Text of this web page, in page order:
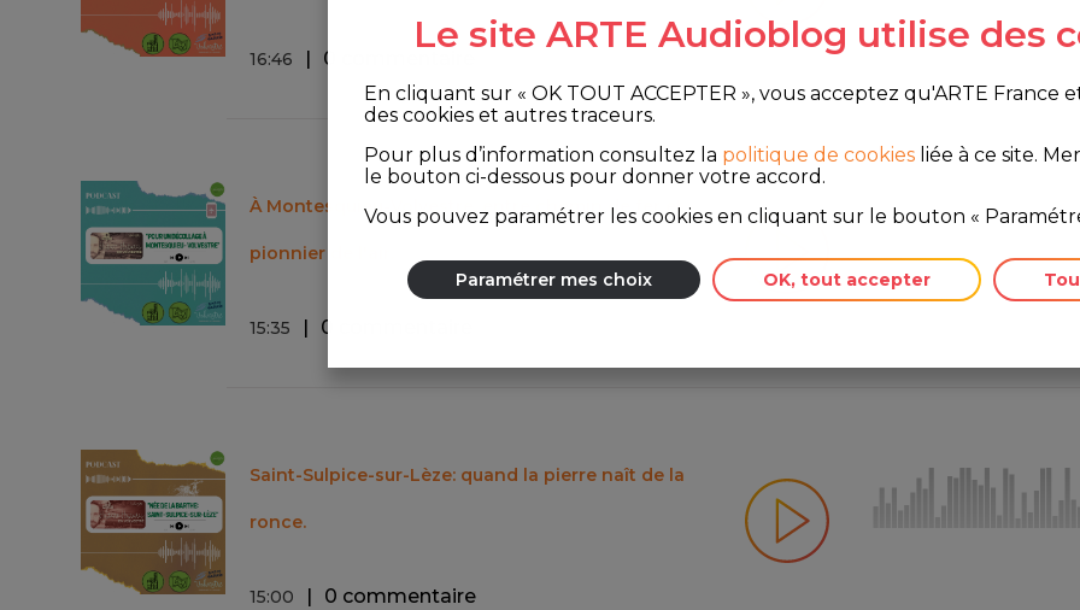
16:46 0 commentaire
À Montesquieu-Volvestre, entre chemin de fer et
pionnier de l'air.
15:35 0 commentaire
Saint-Sulpice-sur-Lèze: quand la pierre naît de la
ronce.
15:00 0 commentaire
Le site ARTE Audioblog utilise des
En cliquant sur « OK TOUT ACCEPTER », vous acceptez qu'ARTE France
des cookies et autres traceurs.
Pour plus d’information consultez la politique de cookies liée à ce site.
le bouton ci-dessous pour donner votre accord.
Vous pouvez paramétrer les cookies en cliquant sur le bouton «
Paramétrer mes choix OK, tout accepter